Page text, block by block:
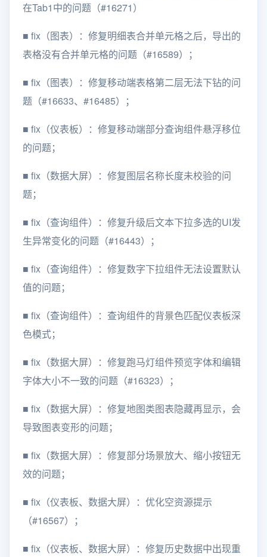
在Tab1中的问题（#16271）
■ fix（图表）：修复明细表合并单元格之后，导出的
表格没有合并单元格的问题（#16589）；
■ fix（图表）：修复移动端表格第二层无法下钻的问
题（#16633、#16485）；
■ fix（仪表板）：修复移动端部分查询组件悬浮移位
的问题；
■ fix（数据大屏）：修复图层名称长度未校验的问
题；
■ fix（查询组件）：修复升级后文本下拉多选的UI发
生异常变化的问题（#16443）；
■ fix（查询组件）：修复数字下拉组件无法设置默认
值的问题；
■ fix（查询组件）：查询组件的背景色匹配仪表板深
色模式；
■ fix（数据大屏）：修复跑马灯组件预览字体和编辑
字体大小不一致的问题（#16323）；
■ fix（数据大屏）：修复地图类图表隐藏再显示，会
导致图表变形的问题；
■ fix（数据大屏）：修复部分场景放大、缩小按钮无
效的问题；
■ fix（仪表板、数据大屏）：优化空资源提示
（#16567）；
■ fix（仪表板、数据大屏）：修复历史数据中出现重